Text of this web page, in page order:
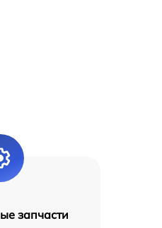
запчасти